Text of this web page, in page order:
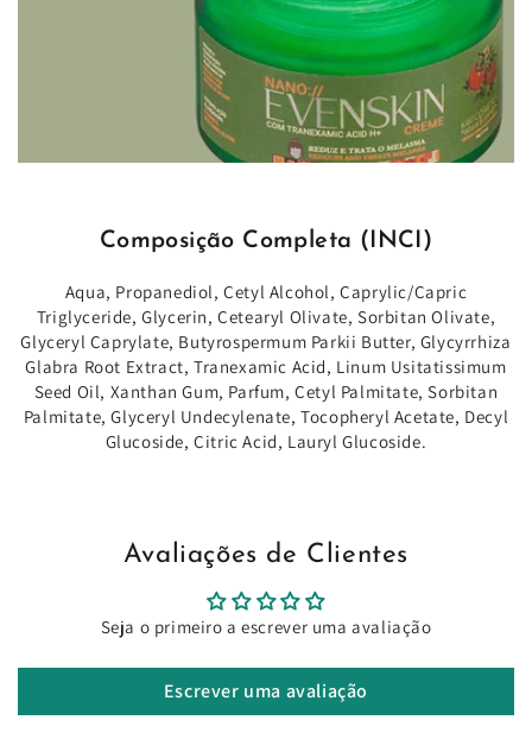
Composição Completa (INCI)
Aqua, Propanediol, Cetyl Alcohol, Caprylic/Capric
Triglyceride, Glycerin, Cetearyl Olivate, Sorbitan Olivate,
Glyceryl Caprylate, Butyrospermum Parkii Butter, Glycyrrhiza
Glabra Root Extract, Tranexamic Acid, Linum Usitatissimum
Seed Oil, Xanthan Gum, Parfum, Cetyl Palmitate, Sorbitan
Palmitate, Glyceryl Undecylenate, Tocopheryl Acetate, Decyl
Glucoside, Citric Acid, Lauryl Glucoside.
Avaliações de Clientes
Seja o primeiro a escrever uma avaliação
Escrever uma avaliação